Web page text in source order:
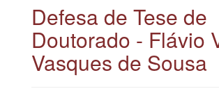
Defesa de Tese de
Doutorado - Flávio
Vasques de Sousa